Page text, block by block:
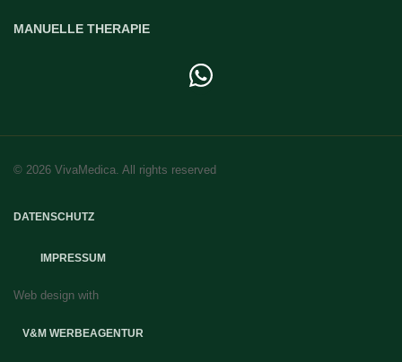
MANUELLE THERAPIE
© 2026 VivaMedica. All rights reserved
DATENSCHUTZ
IMPRESSUM
Web design with
V&M WERBEAGENTUR